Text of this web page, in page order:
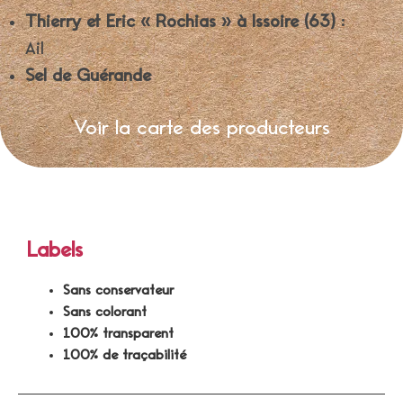
Thierry et Eric « Rochias » à Issoire (63):
Ail
Sel de Guérande
Voir la carte des producteurs
Labels
Sans conservateur
Sans colorant
100% transparent
100% de traçabilité